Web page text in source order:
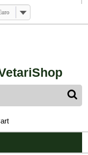
shopping
cart